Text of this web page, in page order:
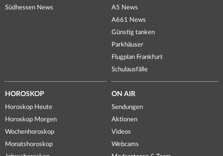
Südhessen News
A5 News
A661 News
Günstig tanken
Parkhäuser
Flugplan Frankfurt
Schulausfälle
HOROSKOP
Horoskop Heute
Horoskop Morgen
Wochenhoroskop
Monatshoroskop
ON AIR
Sendungen
Aktionen
Videos
Webcams